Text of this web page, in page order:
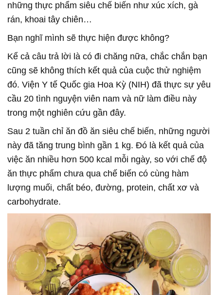
những thực phẩm siêu chế biến như xúc xích, gà
rán, khoai tây chiên…
Bạn nghĩ mình sẽ thực hiện được không?
Kể cả câu trả lời là có đi chăng nữa, chắc chắn bạn
cũng sẽ không thích kết quả của cuộc thử nghiệm
đó. Viện Y tế Quốc gia Hoa Kỳ (NIH) đã thực sự yêu
cầu 20 tình nguyện viên nam và nữ làm điều này
trong một nghiên cứu gần đây.
Sau 2 tuần chỉ ăn đồ ăn siêu chế biến, những người
này đã tăng trung bình gần 1 kg. Đó là kết quả của
việc ăn nhiều hơn 500 kcal mỗi ngày, so với chế độ
ăn thực phẩm chưa qua chế biến có cùng hàm
lượng muối, chất béo, đường, protein, chất xơ và
carbohydrate.